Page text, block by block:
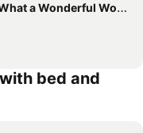
a Wonderful World Bed & Breakfast
bed and